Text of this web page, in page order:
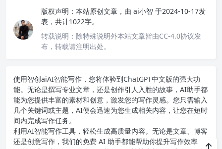
版权声明： 本站原创文章，由 ai小智 于2024-10-17发
表，共计1022字。
转载说明： 除特殊说明外本站文章皆由CC-4.0协议发
布，转载请注明出处。
使用智创aiAI智能写作 ，您将体验到ChatGPT中文版的强大功
能。无论是撰写专业文章，还是创作引人入胜的故事，AI助手都
能为您提供丰富的素材和创意，激发您的写作灵感。您只需输入
几个关键词或主题，AI便会迅速为您生成相关内容，让您在短时
间内完成写作任务。
利用AI智能写作工具，轻松生成高质量内容。无论是文章、博客
还是创意写作，我们的免费 AI 助手都能帮助你提升写作效率，